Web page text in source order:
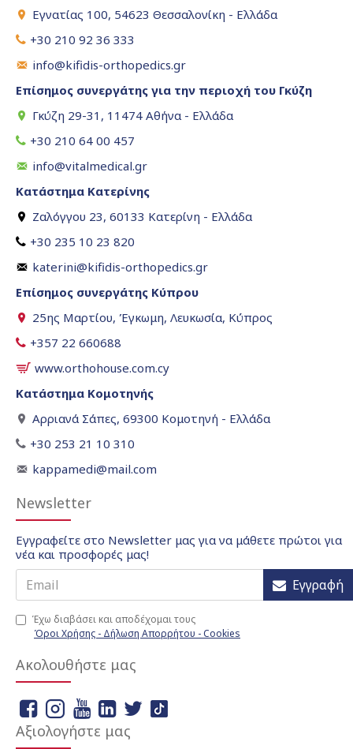
Εγνατίας 100, 54623 Θεσσαλονίκη - Ελλάδα
+30 210 92 36 333
info@kifidis-orthopedics.gr
Επίσημος συνεργάτης για την περιοχή του Γκύζη
Γκύζη 29-31, 11474 Αθήνα - Ελλάδα
+30 210 64 00 457
info@vitalmedical.gr
Κατάστημα Κατερίνης
Ζαλόγγου 23, 60133 Κατερίνη - Ελλάδα
+30 235 10 23 820
katerini@kifidis-orthopedics.gr
Επίσημος συνεργάτης Κύπρου
25ης Μαρτίου, Έγκωμη, Λευκωσία, Κύπρος
+357 22 660688
www.orthohouse.com.cy
Κατάστημα Κομοτηνής
Αρριανά Σάπες, 69300 Κομοτηνή - Ελλάδα
+30 253 21 10 310
kappamedi@mail.com
Newsletter
Εγγραφείτε στο Newsletter μας για να μάθετε πρώτοι για
νέα και προσφορές μας!
Εγγραφή
Έχω διαβάσει και αποδέχομαι τους
Όροι Χρήσης - Δήλωση Απορρήτου - Cookies
Ακολουθήστε μας
Αξιολογήστε μας